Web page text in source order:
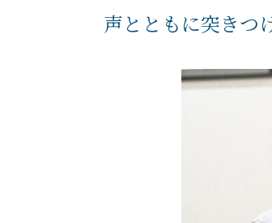
声とともに突きつ